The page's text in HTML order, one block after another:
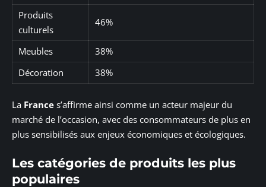
Produits
culturels
46%
Meubles
38%
Décoration
38%
La France s’affirme ainsi comme un acteur majeur du
marché de l’occasion, avec des consommateurs de plus en
plus sensibilisés aux enjeux économiques et écologiques.
Les catégories de produits les plus
populaires